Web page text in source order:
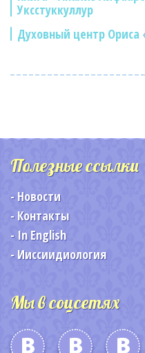
Уксстуккуллур
Духовный центр
Полезные ссылки
Новости
Контакты
In English
Ииссиидиология
Мы в соцсетях